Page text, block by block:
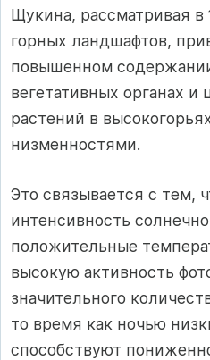
Щукина, рассматривая в
горных ландшафтов,
повышенном
вегетативных органах и
растений в
низменностями.
Это связывается с тем,
интенсивность
положительные
высокую активность
значительного
то время как ночью
способствуют